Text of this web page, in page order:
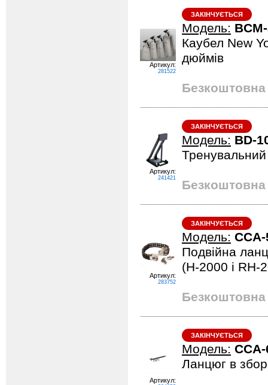
Артикул:
281522
ЗАКІНЧУЄТЬСЯ
Модель:
Каубел New
дюймів
Безкоштовна
Артикул:
241421
ЗАКІНЧУЄТЬСЯ
Модель: BD-
Безкоштовна
Артикул:
283752
ЗАКІНЧУЄТЬСЯ
Модель:
Подвійна
(H-2000 і RH-
Безкоштовна
Артикул:
ЗАКІНЧУЄТЬСЯ
Модель:
Ланцюг в